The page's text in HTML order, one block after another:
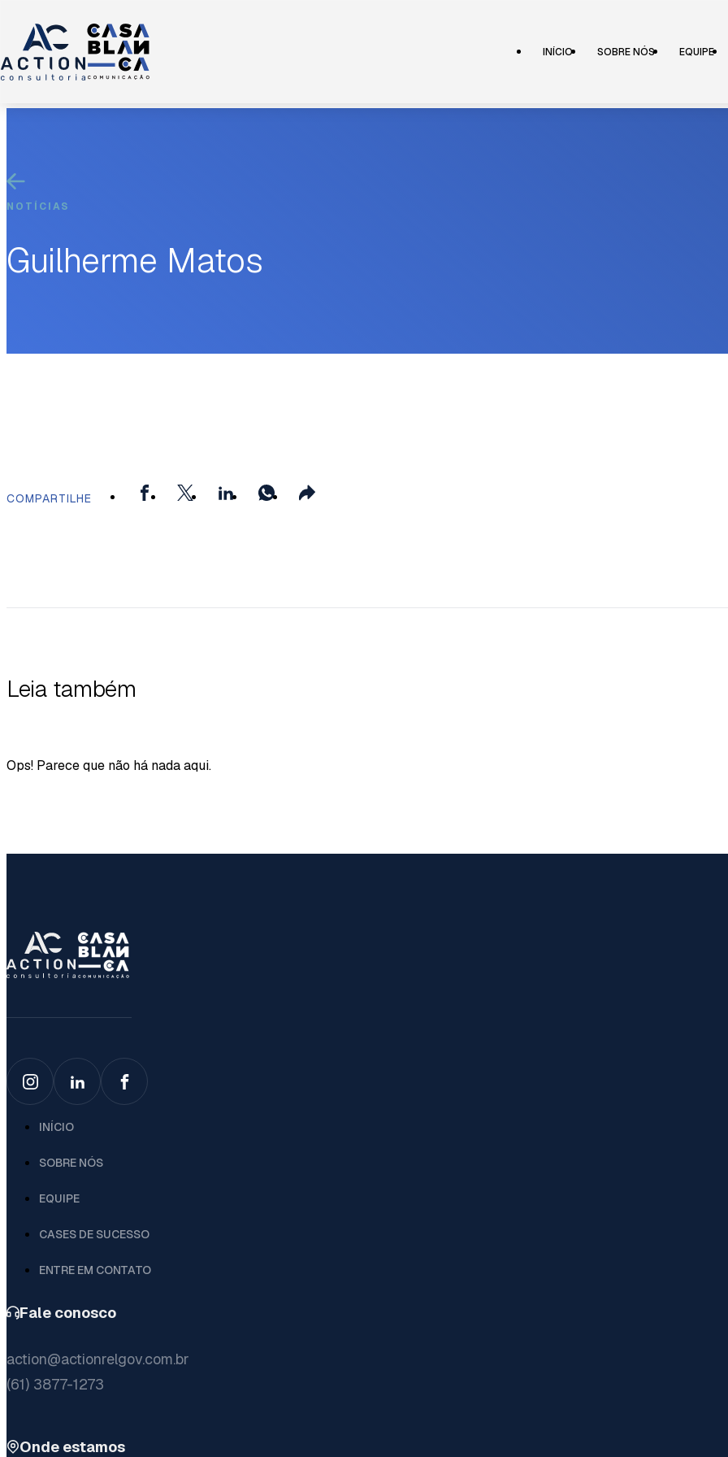
INÍCIO SOBRE NÓS EQUIPE
NOTÍCIAS
Guilherme Matos
COMPARTILHE
Leia também
Ops! Parece que não há nada aqui.
INÍCIO
SOBRE NÓS
EQUIPE
CASES DE SUCESSO
ENTRE EM CONTATO
Fale conosco
action@actionrelgov.com.br
(61) 3877-1273
Onde estamos